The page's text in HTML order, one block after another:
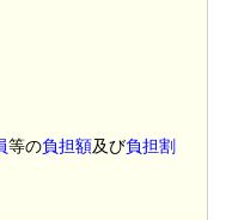
等の負担額及び負担割